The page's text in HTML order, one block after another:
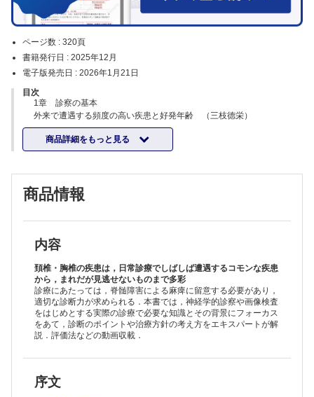
ページ数 : 320頁
書籍発行日 : 2025年12月
電子版発売日 : 2026年1月21日
目次
1章 診察の基本
外来で遭遇する頻度の高い疾患と好発年齢 （三枝德栄）
外来診察に必要な体表解剖 （古矢丈雄，大鳥精司）
外来診療で使われるアウトカム評価法 （武中章太）
診断書のポイント・障害等級の評価 （西野目昌宏）
2章 検査・診断の基本
基本診察手技 （加藤 壯）
江戸博美，堀内圭輔）
3章 首（肩甲帯）の痛み
診断のポイント （若尾典充）
寝違え （中西一義）
頚椎症 （中西一義）
感染 （海苔 聡）
Crowned dens症候群・石灰沈着性頚長筋腱炎 （小澤浩司，峯岸英
絵）
慢性疼痛 （若尾典充）
診断のポイント （中島宏彰）
商品詳細をもっと見る
商品情報
内容
頚椎・胸椎の疾患は，日常診療でしばしば遭遇するコモンな疾患
から，まれだが見逃せないものまで多彩
診療にあたっては，脊髄障害による麻痺に留意する必要があり，
適切な診断力が求められる．本書では，神経学的診察や画像検査
をはじめとする実際の診療で必要な知識とその背景にフォーカス
をあて，診断のポイントや治療方針の考え方をエキスパートが解
説．評価法などの動画収載．
序文